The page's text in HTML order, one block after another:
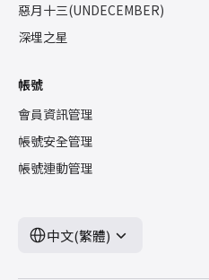
惡月十三(UNDECEMBER)
深埋之星
帳號
會員資訊管理
帳號安全管理
帳號連動管理
中文(繁體)